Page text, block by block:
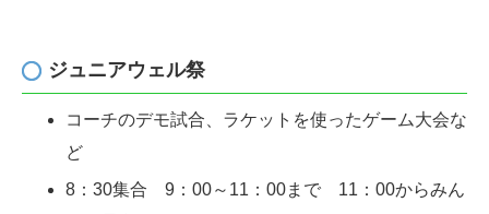
ジュニアウェル祭
コーチのデモ試合、ラケットを使ったゲーム大会な
ど
8：30集合 9：00～11：00まで 11：00からみん